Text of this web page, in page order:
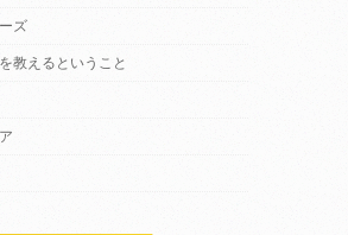
ズ
教えるということ